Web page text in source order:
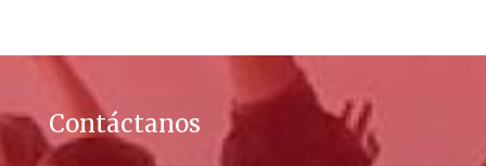
Contáctanos